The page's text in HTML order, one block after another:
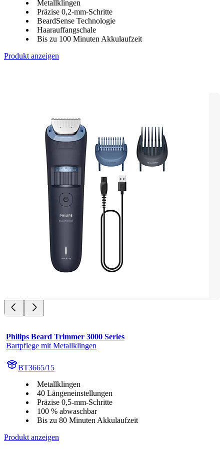
Metallklingen
Präzise 0,2-mm-Schritte
BeardSense Technologie
Haarauffangschale
Bis zu 100 Minuten Akkulaufzeit
Produkt anzeigen
Philips Beard Trimmer 3000 Series
Bartpflege mit Metallklingen
BT3665/15
Metallklingen
40 Längeneinstellungen
Präzise 0,5-mm-Schritte
100 % abwaschbar
Bis zu 80 Minuten Akkulaufzeit
Produkt anzeigen